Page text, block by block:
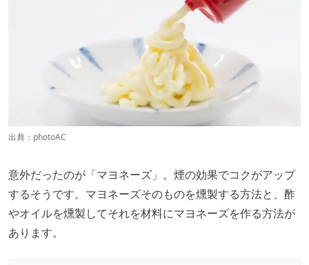
出典： photoAC
意外だったのが「マヨネーズ」。煙の効果でコクがアップ
するそうです。マヨネーズそのものを燻製する方法と、酢
やオイルを燻製してそれを材料にマヨネーズを作る方法が
あります。